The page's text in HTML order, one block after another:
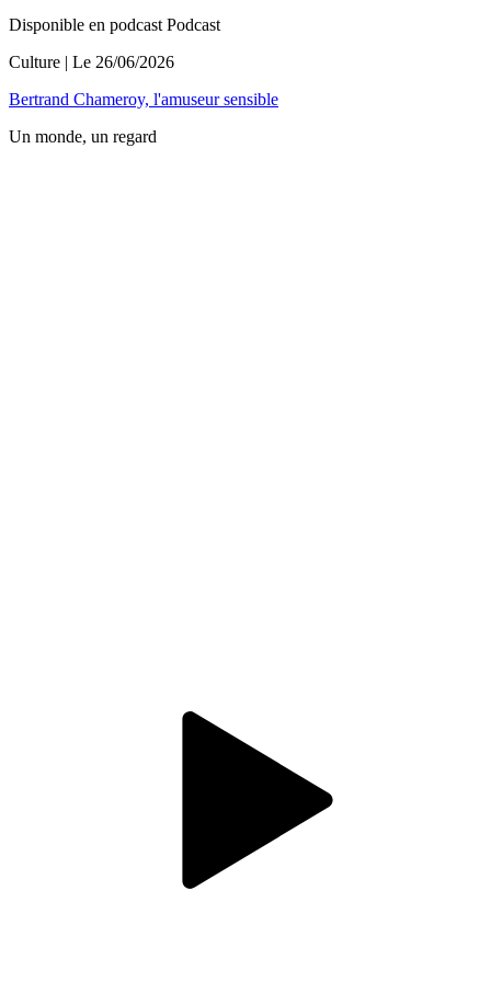
Disponible en podcast Podcast
Culture | Le 26/06/2026
Bertrand Chameroy, l'amuseur sensible
Un monde, un regard